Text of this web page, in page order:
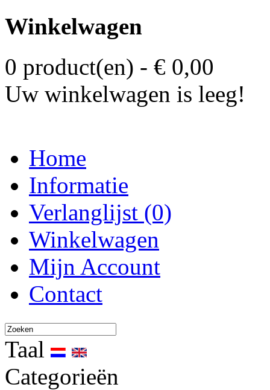
Winkelwagen
0 product(en) - € 0,00
Uw winkelwagen is leeg!
Home
Informatie
Verlanglijst (0)
Winkelwagen
Mijn Account
Contact
Taal
Categorieën